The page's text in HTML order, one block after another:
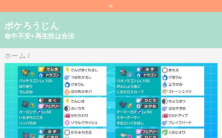
=
ポケろうじん
命中不安+再生技は合法
ホーム /